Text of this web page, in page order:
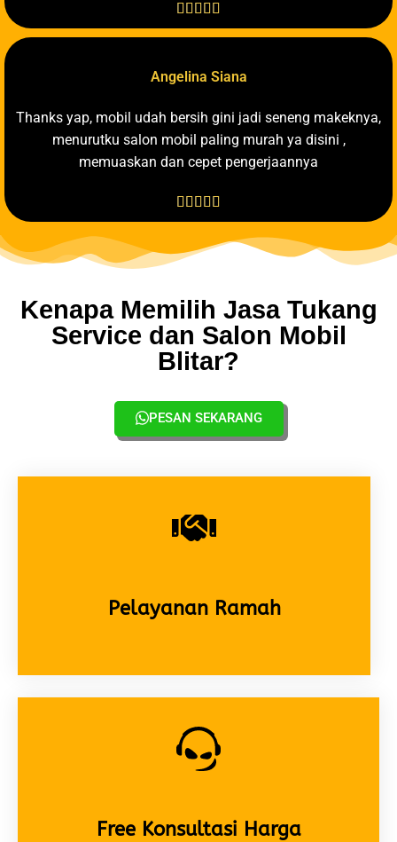
    
Angelina Siana
Thanks yap, mobil udah bersih gini jadi seneng makeknya,
menurutku salon mobil paling murah ya disini ,
memuaskan dan cepet pengerjaannya
    
Kenapa Memilih Jasa Tukang
Service dan Salon Mobil
Blitar?
PESAN SEKARANG
Pelayanan Ramah
Free Konsultasi Harga